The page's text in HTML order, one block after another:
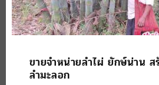
ขายจำหน่ายลำไผ่ ยักษ์น่าน ส
ลำมะลอก